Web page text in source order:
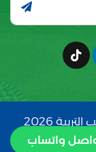
واتساب
2026